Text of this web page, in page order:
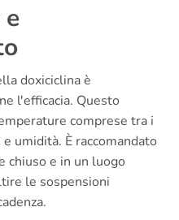
doxiciclina è
l'efficacia. Questo
comprese tra i
umidità. È raccomandato
chiuso e in un luogo
le sospensioni